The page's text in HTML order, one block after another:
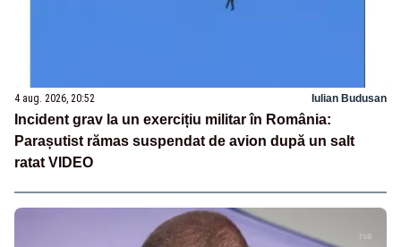
4 aug. 2026, 20:52 Iulian Budusan
Incident grav la un exercițiu militar în România:
Parașutist rămas suspendat de avion după un salt
ratat VIDEO